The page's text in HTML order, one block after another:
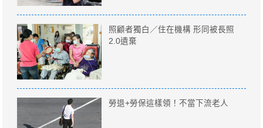
照顧者獨白／住在機構 形同被長照
2.0遺棄
勞退+勞保這樣領！不當下流老人